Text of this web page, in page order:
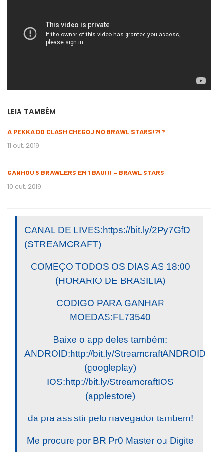
LEIA TAMBÉM
A PEKKA DO CLASH CHEGOU NO BRAWL STARS!?!?
11 out, 2019
GANHOU 5 BRAWLERS EM 1 BAU!!! – BRAWL STARS
10 out, 2019
CANAL DE LIVES:https://bit.ly/2Py7GfD
(STREAMCRAFT)
COMEÇO TODOS OS DIAS AS 18:00
(HORARIO DE BRASILIA)
CODIGO PARA GANHAR
MOEDAS:FL73540
Baixe o app deles também:
ANDROID:http://bit.ly/StreamcraftANDROID
(googleplay)
IOS:http://bit.ly/StreamcraftIOS
(applestore)
da pra assistir pelo navegador tambem!
Me procure por BR Pr0 Master ou Digite